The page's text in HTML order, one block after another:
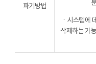
파기방법
ㆍ시스템에
삭제하는 기